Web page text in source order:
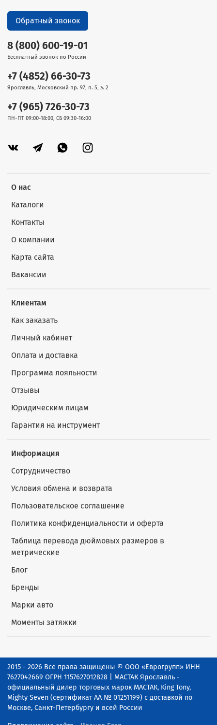
О нас
Каталоги
Контакты
О компании
Карта сайта
Вакансии
Клиентам
Как заказать
Личный кабинет
Оплата и доставка
Программа лояльности
Отзывы
Юридическим лицам
Гарантия на инструмент
Информация
Сотрудничество
Условия обмена и возврата
Пользовательское соглашение
Политика конфиденциальности и оферта
Таблица перевода дюймовых размеров в
метрические
Блог
Бренды
Марки авто
Моменты затяжки
8 (800) 600-19-01
Бесплатный звонок по России
+7 (4852) 66-30-73
Ярославль, Московский пр. 97, п. 5, э. 2
+7 (965) 726-30-73
ПН-ПТ 09:00-18:00, СБ 09:30-16:00
Обратный звонок
2015 - 2026 Все права защищены © ООО «Еврогрупп» ИНН
7627042669 ОГРН 1157627012828 | МАСТАК Ярославль -
официальный дилер торговых марок МАСТАК, King Tony,
Mighty Seven (сертификат АА № 01251199) с доставкой по
Москве, Санкт-Петербургу и всей России